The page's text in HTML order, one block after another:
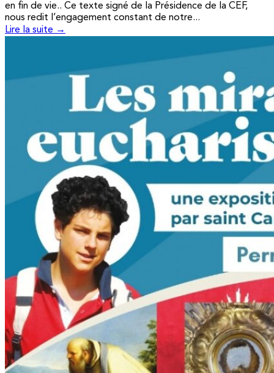
en fin de vie.. Ce texte signé de la Présidence de la CEF,
nous redit l’engagement constant de notre...
Lire la suite →